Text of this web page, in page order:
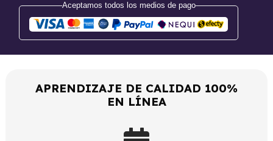
Aceptamos todos los medios de pago
APRENDIZAJE DE CALIDAD 100%
EN LÍNEA